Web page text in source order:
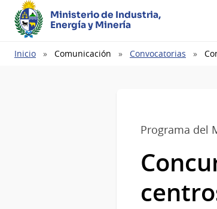
Ministerio de Industria,
Energía y Minería
Ruta
Inicio Comunicación Convocatorias
Programa del